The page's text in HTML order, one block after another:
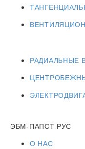
РАДИАЛЬНЫЕ
ЭБМ-ПАПСТ РУС
О НАС